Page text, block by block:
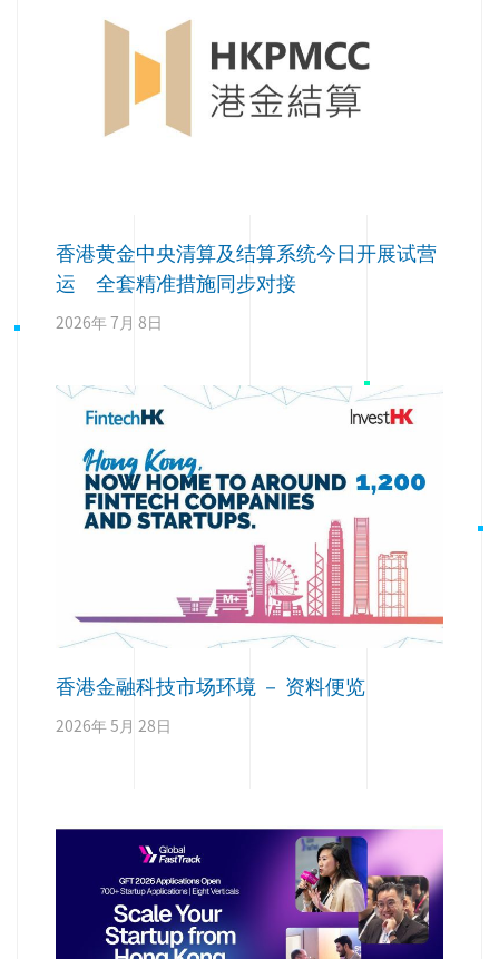
香港黄金中央清算及结算系统今日开展试营
运 全套精准措施同步对接
2026年 7月 8日
香港金融科技市场环境 － 资料便览
2026年 5月 28日